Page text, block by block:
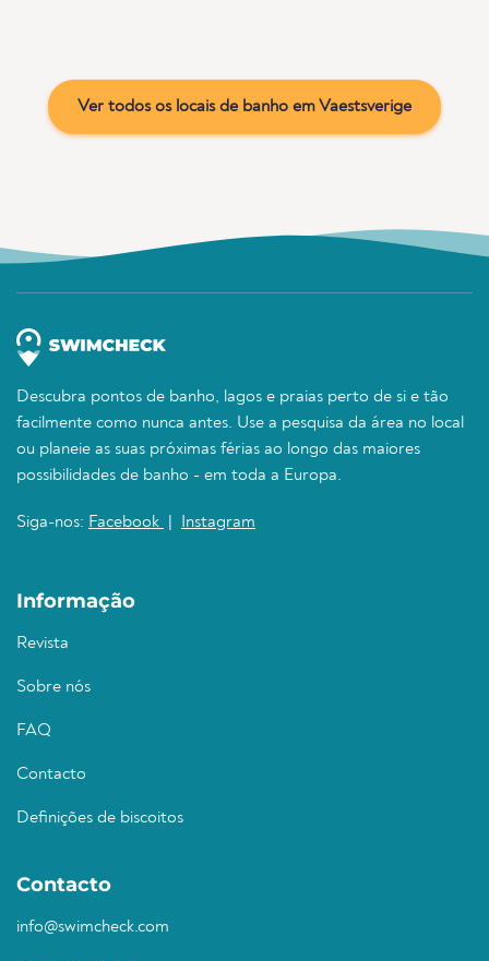
Ver todos os locais de banho em Vaestsverige
Descubra pontos de banho, lagos e praias perto de si e tão
facilmente como nunca antes. Use a pesquisa da área no local
ou planeie as suas próximas férias ao longo das maiores
possibilidades de banho - em toda a Europa.
Siga-nos: Facebook Instagram
Informação
Revista
Sobre nós
FAQ
Contacto
Definições de biscoitos
Contacto
info@swimcheck.com